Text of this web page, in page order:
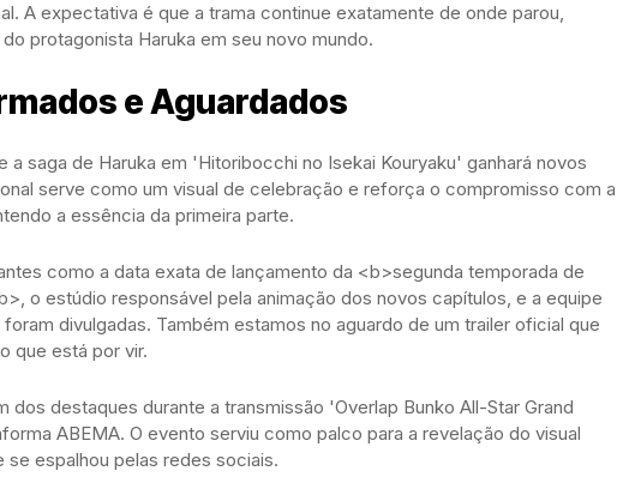
A expectativa é que a trama continue exatamente de onde parou,
protagonista Haruka em seu novo mundo.
e Aguardados
a saga de Haruka em 'Hitoribocchi no Isekai Kouryaku' ganhará novos
serve como um visual de celebração e reforça o compromisso com a
a essência da primeira parte.
como a data exata de lançamento da <b>segunda temporada de
o estúdio responsável pela animação dos novos capítulos, e a equipe
divulgadas. Também estamos no aguardo de um trailer oficial que
que está por vir.
dos destaques durante a transmissão 'Overlap Bunko All-Star Grand
ABEMA. O evento serviu como palco para a revelação do visual
espalhou pelas redes sociais.